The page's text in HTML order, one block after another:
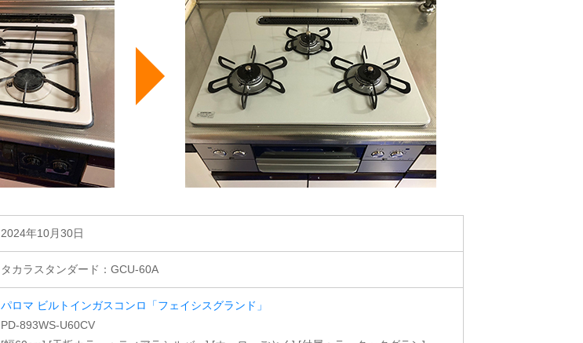
2024年10月30日
タカラスタンダード：GCU-60A
パロマ ビルトインガスコンロ「フェイシスグランド」
PD-893WS-U60CV